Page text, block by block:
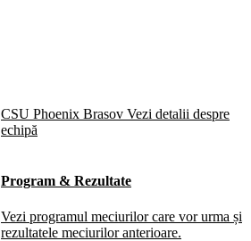
CSU Phoenix Brasov Vezi detalii despre
echipă
Program & Rezultate
Vezi programul meciurilor care vor urma și
rezultatele meciurilor anterioare.